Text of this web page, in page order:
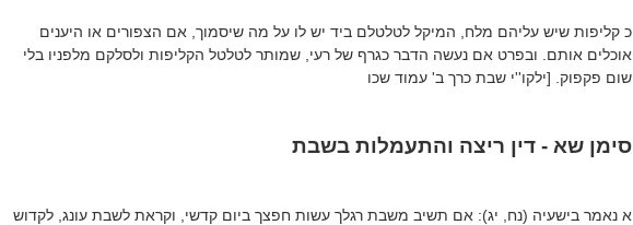
כ קליפות שיש עליהם מלח, המיקל לטלטלם ביד יש לו על מה שיסמוך, אם הצפורים או היענים
אוכלים אותם. ובפרט אם נעשה הדבר כגרף של רעי, שמותר לטלטל הקליפות ולסלקם מלפניו בלי
שום פקפוק. [ילקו''י שבת כרך ב' עמוד שכו
סימן שא - דין ריצה והתעמלות בשבת
א נאמר בישעיה (נח, יג): אם תשיב משבת רגלך עשות חפצך ביום קדשי, וקראת לשבת עונג, לקדוש